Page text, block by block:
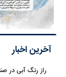
آخرین اخبار
راز رنگ آبی در